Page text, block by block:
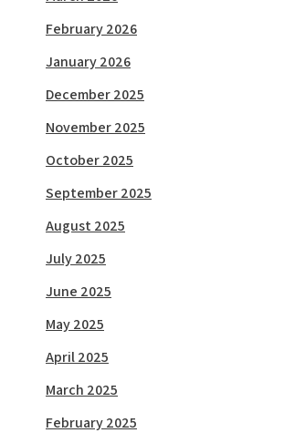
February 2026
January 2026
December 2025
November 2025
October 2025
September 2025
August 2025
July 2025
June 2025
May 2025
April 2025
March 2025
February 2025